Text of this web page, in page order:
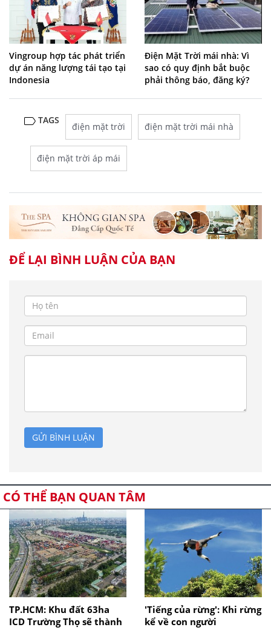
Vingroup hợp tác phát triển
dự án năng lượng tái tạo tại
Indonesia
Điện Mặt Trời mái nhà: Vì
sao có quy định bắt buộc
phải thông báo, đăng ký?
TAGS
điện mặt trời điện mặt trời mái nhà
điện mặt trời áp mái
ĐỂ LẠI BÌNH LUẬN CỦA BẠN
GỬI BÌNH LUẬN
CÓ THỂ BẠN QUAN TÂM
TP.HCM: Khu đất 63ha
ICD Trường Thọ sẽ thành
'Tiếng của rừng': Khi rừng
kể về con người